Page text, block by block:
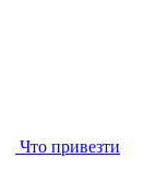
Что привезти